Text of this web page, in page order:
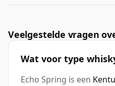
Veelgestelde vragen
Wat voor type
Echo Spring is een